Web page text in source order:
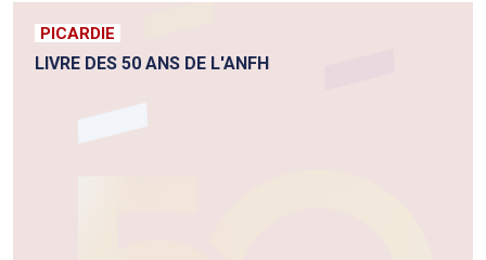
PICARDIE
LIVRE DES 50 ANS DE L'ANFH